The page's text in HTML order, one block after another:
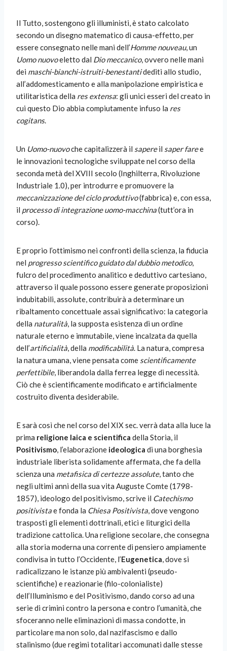
Il Tutto, sostengono gli illuministi, è stato calcolato
secondo un disegno matematico di causa-effetto, per
essere consegnato nelle mani dell’Homme nouveau, un
Uomo nuovoeletto dal Dio meccanico, ovvero nelle mani
dei maschi-bianchi-istruiti-benestantidediti allo studio,
all’addomesticamento e alla manipolazione empiristica e
utilitaristica della res extensa: gli unici esseri del creato in
cui questo Dio abbia compiutamente infuso la res
cogitans.
Un Uomo-nuovoche capitalizzerà il sapereil saper faree
le innovazioni tecnologiche sviluppate nel corso della
seconda metà del XVIII secolo (Inghilterra, Rivoluzione
Industriale 1.0), per introdurre e promuovere la
meccanizzazione del ciclo produttivo(fabbrica) e, con essa,
il processo di integrazione uomo-macchina(tutt’ora in
corso).
E proprio l’ottimismo nei confronti della scienza, la fiducia
nel progresso scientifico guidato dal dubbio metodico,
fulcro del procedimento analitico e deduttivo cartesiano,
attraverso il quale possono essere generate proposizioni
indubitabili, assolute, contribuirà a determinare un
ribaltamento concettuale assai significativo: la categoria
della naturalità, la supposta esistenza di un ordine
naturale eterno e immutabile, viene incalzata da quella
dell’artificialità, della modificabilità. La natura, compresa
la natura umana, viene pensata come scientificamente
perfettibile, liberandola dalla ferrea legge di necessità.
Ciò che è scientificamente modificato e artificialmente
costruito diventa desiderabile.
E sarà così che nel corso del XIX sec. verrà data alla luce la
prima religione laica e scientifica della Storia, il
Positivismo, l’elaborazione ideologica di una borghesia
industriale liberista solidamente affermata, che fa della
scienza una metafisica di certezze assolute, tanto che
negli ultimi anni della sua vita Auguste Comte (1798-
1857), ideologo del positivismo, scrive il Catechismo
positivistae fonda la Chiesa Positivista, dove vengono
trasposti gli elementi dottrinali, etici e liturgici della
tradizione cattolica. Una religione secolare, che consegna
alla storia moderna una corrente di pensiero ampiamente
condivisa in tutto l’Occidente, l’Eugenetica, dove si
radicalizzano le istanze più ambivalenti (pseudo-
scientifiche) e reazionarie (filo-colonialiste)
dell’Illuminismo e del Positivismo, dando corso ad una
serie di crimini contro la persona e contro l’umanità, che
sfoceranno nelle eliminazioni di massa condotte, in
particolare ma non solo, dal nazifascismo e dallo
stalinismo (due regimi totalitari accomunati dalle stesse